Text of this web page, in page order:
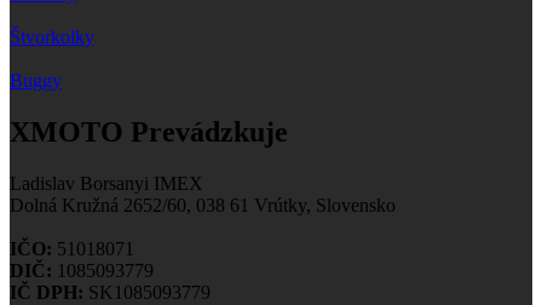
Štvorkolky
Buggy
XMOTO Prevádzkuje
Ladislav Borsanyi IMEX
Dolná Kružná 2652/60, 038 61 Vrútky, Slovensko
IČO: 51018071
DIČ: 1085093779
IČ DPH: SK1085093779